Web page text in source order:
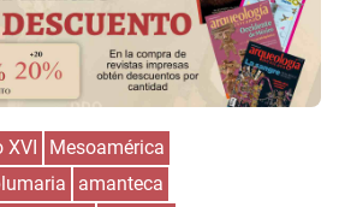
XVI
Mesoamérica
amanteca